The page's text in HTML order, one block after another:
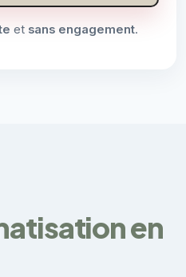
et sans engagement.
en